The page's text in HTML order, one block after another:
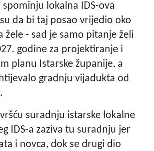
lokalna IDS-ova
da bi taj posao vrijedio oko
- sad je samo pitanje želi
godine za projektiranje i
planu Istarske županije, a
gradnju vijadukta od
suradnju istarske lokalne
IDS-a zaziva tu suradnju jer
i novca, dok se drugi dio